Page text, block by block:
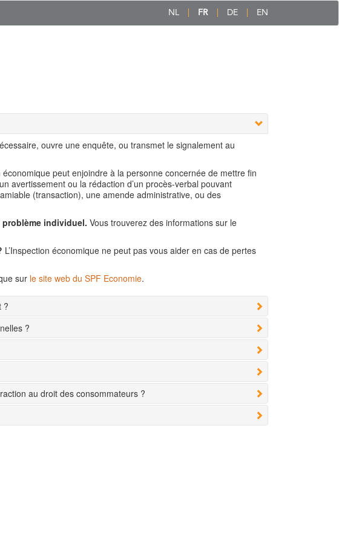
NL FR DE EN
ouvre une enquête, ou transmet le signalement au
peut enjoindre à la personne concernée de mettre fin
avertissement ou la rédaction d’un procès-verbal pouvant
(transaction), une amende administrative, ou des
individuel. Vous trouverez des informations sur le
L’Inspection économique ne peut pas vous aider en cas de pertes
sur le site web du SPF Economie.
?
?
au droit des consommateurs ?